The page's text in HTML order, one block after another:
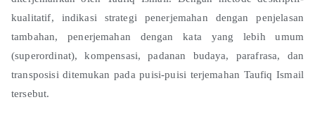
kualitatif, indikasi strategi penerjemahan dengan penjelasan
tambahan, penerjemahan dengan kata yang lebih umum
(superordinat), kompensasi, padanan budaya, parafrasa, dan
transposisi ditemukan pada puisi-puisi terjemahan Taufiq Ismail
tersebut.